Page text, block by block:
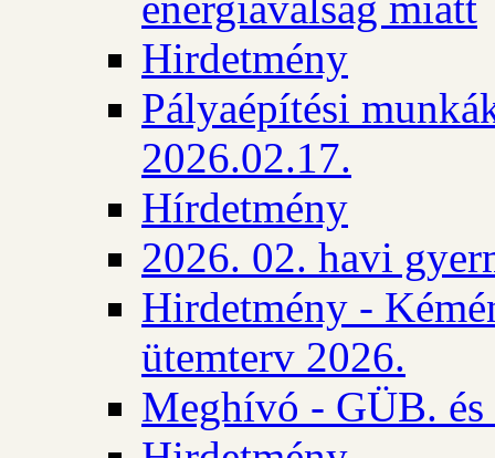
Hirdetmény
Pályaépítési
2026.02.17.
Hírdetmény
2026. 02. havi
Hirdetmény -
ütemterv 2026.
Meghívó - GÜB.